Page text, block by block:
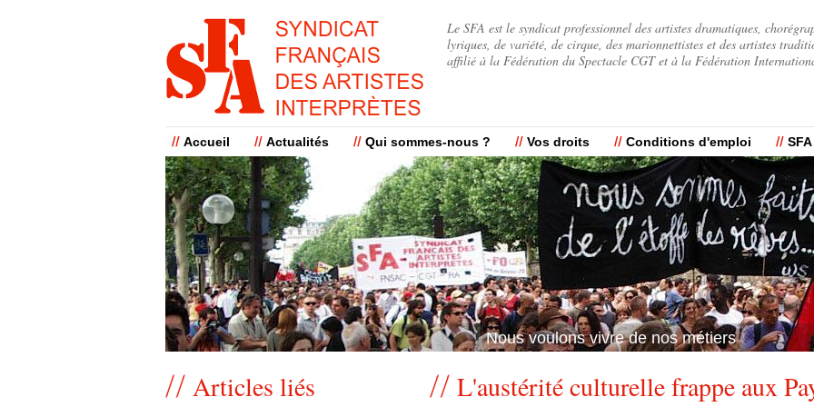
Le SFA est le syndicat professionnel des artistes dramatiques,
lyriques, de variété, de cirque, des marionnettistes et des artistes
affilié à la Fédération du Spectacle CGT et à la Fédération
Accueil Actualités Qui sommes-nous ? Vos droits Conditions d'emploi
Nous voulons vivre de nos métiers
L'austérité culturelle frappe aux
Articles liés